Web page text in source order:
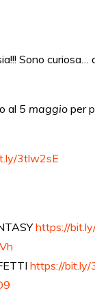
Sono curiosa…
al 5 maggio per
3tlw2sE
https://
https://bit.ly/